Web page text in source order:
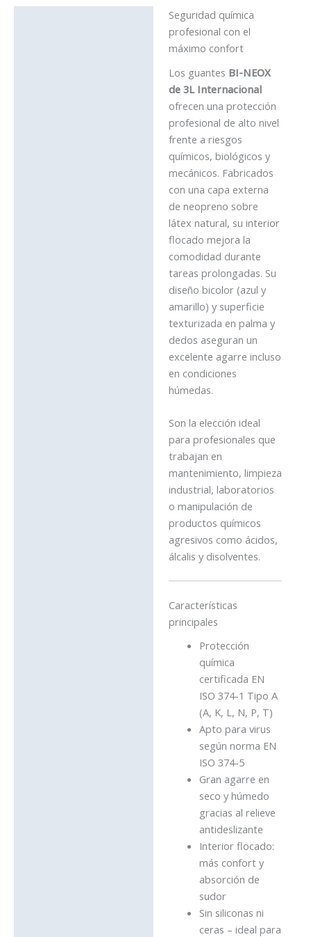
Seguridad química
profesional con el
máximo confort
Los guantes BI-NEOX
de 3L Internacional
ofrecen una protección
profesional de alto nivel
frente a riesgos
químicos, biológicos y
mecánicos. Fabricados
con una capa externa
de neopreno sobre
látex natural, su interior
flocado mejora la
comodidad durante
tareas prolongadas. Su
diseño bicolor (azul y
amarillo) y superficie
texturizada en palma y
dedos aseguran un
excelente agarre incluso
en condiciones
húmedas.
Son la elección ideal
para profesionales que
trabajan en
mantenimiento, limpieza
industrial, laboratorios
o manipulación de
productos químicos
agresivos como ácidos,
álcalis y disolventes.
Características
principales
Protección
química
certificada EN
ISO 374-1 Tipo A
(A, K, L, N, P, T)
Apto para virus
según norma EN
ISO 374-5
Gran agarre en
seco y húmedo
gracias al relieve
antideslizante
Interior flocado:
más confort y
absorción de
sudor
Sin siliconas ni
ceras – ideal para